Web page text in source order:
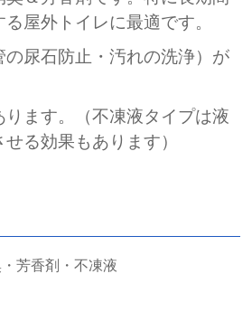
屋外トイレに最適です。
の尿石防止・汚れの洗浄）が
ります。（不凍液タイプは液
る効果もあります）
芳香剤・不凍液